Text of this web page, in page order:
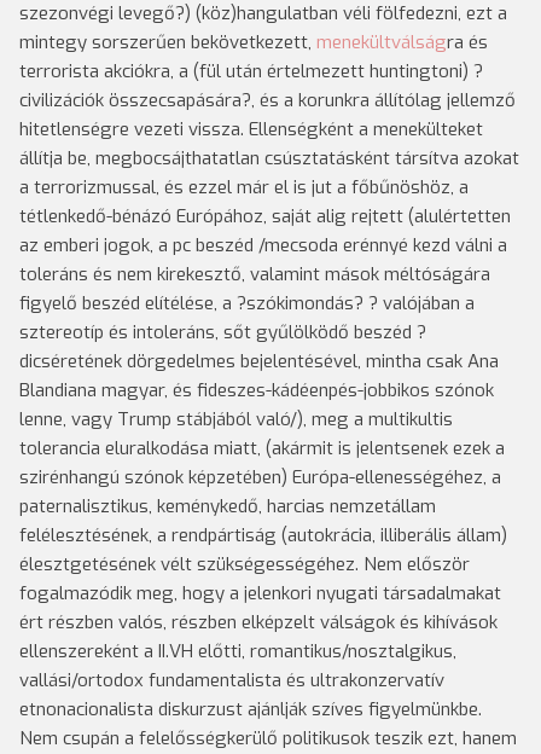
szezonvégi levegő?) (köz)hangulatban véli fölfedezni, ezt a
mintegy sorszerűen bekövetkezett, menekültválságra és
terrorista akciókra, a (fül után értelmezett huntingtoni) ?
civilizációk összecsapására?, és a korunkra állítólag jellemző
hitetlenségre vezeti vissza. Ellenségként a menekülteket
állítja be, megbocsájthatatlan csúsztatásként társítva azokat
a terrorizmussal, és ezzel már el is jut a főbűnöshöz, a
tétlenkedő-bénázó Európához, saját alig rejtett (alulértetten
az emberi jogok, a pc beszéd /mecsoda erénnyé kezd válni a
toleráns és nem kirekesztő, valamint mások méltóságára
figyelő beszéd elítélése, a ?szókimondás? ? valójában a
sztereotíp és intoleráns, sőt gyűlölködő beszéd ?
dicséretének dörgedelmes bejelentésével, mintha csak Ana
Blandiana magyar, és fideszes-kádéenpés-jobbikos szónok
lenne, vagy Trump stábjából való/), meg a multikultis
tolerancia eluralkodása miatt, (akármit is jelentsenek ezek a
szirénhangú szónok képzetében) Európa-ellenességéhez, a
paternalisztikus, keménykedő, harcias nemzetállam
felélesztésének, a rendpártiság (autokrácia, illiberális állam)
élesztgetésének vélt szükségességéhez. Nem először
fogalmazódik meg, hogy a jelenkori nyugati társadalmakat
ért részben valós, részben elképzelt válságok és kihívások
ellenszereként a II.VH előtti, romantikus/nosztalgikus,
vallási/ortodox fundamentalista és ultrakonzervatív
etnonacionalista diskurzust ajánlják szíves figyelmünkbe.
Nem csupán a felelősségkerülő politikusok teszik ezt, hanem